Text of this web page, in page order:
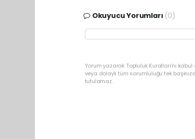
Okuyucu Yorumları (0)
Yorum yazarak Topluluk Kuralları’nı
veya dolaylı tüm sorumluluğu tek
tutulamaz.